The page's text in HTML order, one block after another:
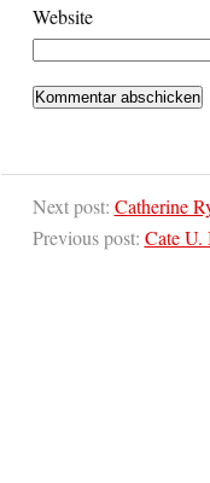
Website
Next post: Catherine
Previous post: Cate U.